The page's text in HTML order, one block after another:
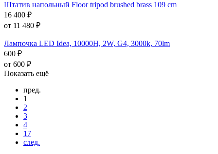
Штатив напольный Floor tripod brushed brass 109 cm
16 400 ₽
от 11 480 ₽
Лампочка LED Idea, 10000H, 2W, G4, 3000k, 70lm
600 ₽
от 600 ₽
Показать ещё
пред.
1
2
3
4
17
след.